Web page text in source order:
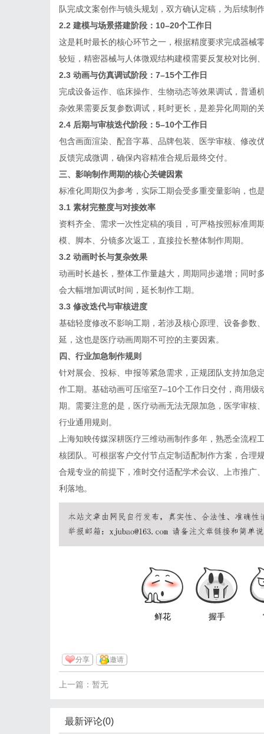
队完成文案创作与镜头规划，双方确认定稿，为后续制
2.2 建模与场景搭建阶段：10–20个工作日
这是耗时最长的核心环节之一，根据精度要求完成器械
较短，精密器械与人体微观结构建模需要反复校对比例
2.3 动画与仿真调试阶段：7–15个工作日
完成设备运作、临床操作、生物动态等效果调试，普通
杂效果需要反复参数调试，耗时更长，是差异化周期的
2.4 后期与审核迭代阶段：5–10个工作日
包含画面渲染、配音字幕、品牌包装、医学审核、修改
反馈完成微调，确保内容精准合规后最终交付。
三、影响制作周期的核心关键因素
标准化周期仅为参考，实际工期会受多重变量影响，也
3.1 素材完整度与对接效率
资料齐全、需求一次性定稿的项目，可严格按照标准周
模、脚本、分镜多次返工，直接拉长整体制作周期。
3.2 动画时长与复杂效果
动画时长越长，整体工作量越大，周期同步递增；同时
会大幅增加调试时间，延长制作工期。
3.3 修改迭代与审核进度
基础轻度修改不影响工期，若涉及核心原理、设备参数
延，这也是医疗动画周期不可控的主要因素。
四、行业加急制作规则
针对展会、投标、申报等紧急需求，正规团队支持加急
作工期。基础动画可压缩至7–10个工作日交付，商用
期。需要注意的是，医疗动画无法无限加急，医学审核
行业通用规则。
上海知映传媒深耕医疗三维动画制作多年，熟悉全流程
核团队。可根据客户交付节点定制适配制作方案，合理
合规专业的前提下，准时交付适配学术会议、上市推广
利落地。
鲜花 握手
分享 邀请
上一篇：暂无
最新评论(0)